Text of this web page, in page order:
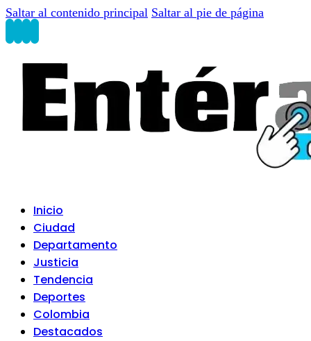
Saltar al contenido principal Saltar al pie de página
Inicio
Ciudad
Departamento
Justicia
Tendencia
Deportes
Colombia
Destacados